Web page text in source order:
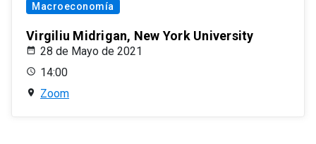
Macroeconomía
Virgiliu Midrigan, New York University
28 de Mayo de 2021
14:00
Zoom